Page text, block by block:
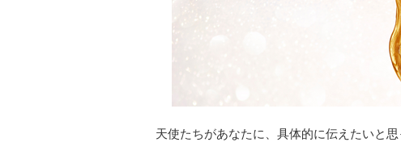
天使たちがあなたに、具体的に伝えたいと